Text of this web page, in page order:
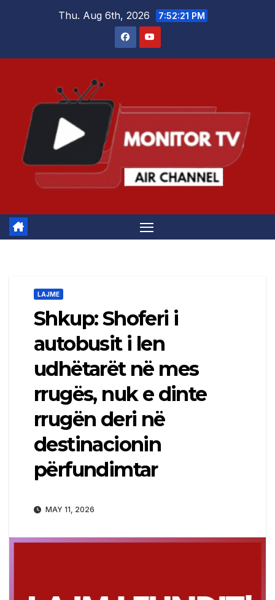
Thu. Aug 6th, 2026 7:52:22 PM
LAJME
Shkup: Shoferi i
autobusit i len
udhëtarët në mes
rrugës, nuk e dinte
rrugën deri në
destinacionin
përfundimtar
MAY 11, 2026